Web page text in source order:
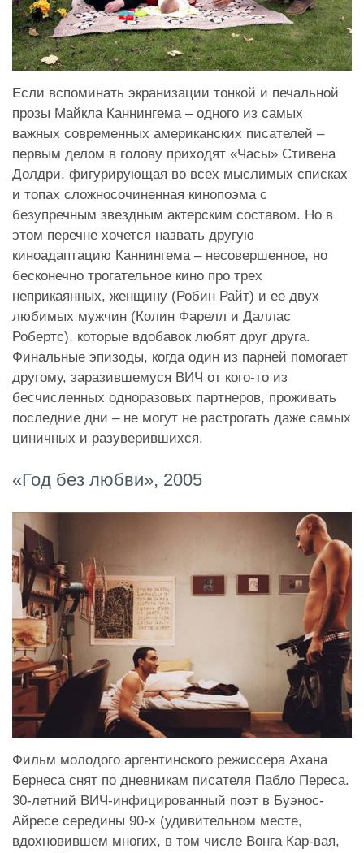
Если вспоминать экранизации тонкой и печальной
прозы Майкла Каннингема – одного из самых
важных современных американских писателей –
первым делом в голову приходят «Часы» Стивена
Долдри, фигурирующая во всех мыслимых списках
и топах сложносочиненная кинопоэма с
безупречным звездным актерским составом. Но в
этом перечне хочется назвать другую
киноадаптацию Каннингема – несовершенное, но
бесконечно трогательное кино про трех
неприкаянных, женщину (Робин Райт) и ее двух
любимых мужчин (Колин Фарелл и Даллас
Робертс), которые вдобавок любят друг друга.
Финальные эпизоды, когда один из парней помогает
другому, заразившемуся ВИЧ от кого-то из
бесчисленных одноразовых партнеров, проживать
последние дни – не могут не растрогать даже самых
циничных и разуверившихся.
«Год без любви», 2005
Фильм молодого аргентинского режиссера Ахана
Бернеса снят по дневникам писателя Пабло Переса.
30-летний ВИЧ-инфицированный поэт в Буэнос-
Айресе середины 90-х (удивительном месте,
вдохновившем многих, в том числе Вонга Кар-вая,